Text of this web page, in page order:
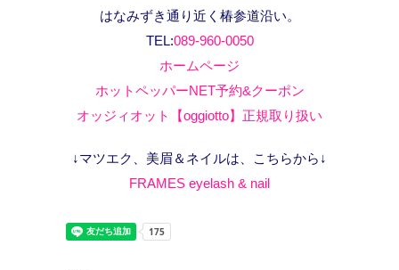
はなみずき通り近く椿参道沿い。
TEL:089-960-0050
ホームページ
ホットペッパーNET予約&クーポン
オッジィオット【oggiotto】正規取り扱い
↓マツエク、美眉＆ネイルは、こちらから↓
FRAMES eyelash & nail